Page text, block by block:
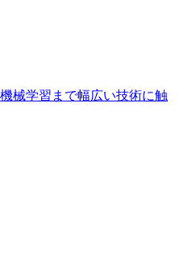
械学習まで幅広い技術に触